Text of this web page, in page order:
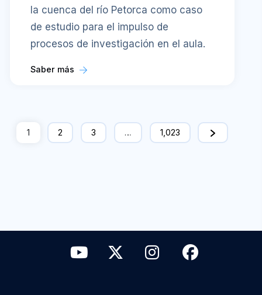
la cuenca del río Petorca como caso
de estudio para el impulso de
procesos de investigación en el aula.
Saber más
1 2 3 … 1,023